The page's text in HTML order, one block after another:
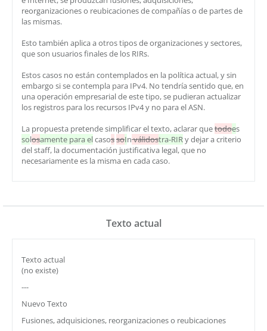
reorganizaciones o reubicaciones de compañías o de partes de
las mismas.
Esto también aplica a otros tipos de organizaciones y sectores,
que son usuarios finales de los RIRs.
Estos casos no están contemplados en la política actual, y sin
embargo si se contempla para IPv4. No tendría sentido que, en
una operación empresarial de este tipo, se pudieran actualizar
los registros para los recursos IPv4 y no para el ASN.
La propuesta pretende simplificar el texto, aclarar quetodoes
solosamente para elcasossoInválidostra-RIRy dejar a criterio
del staff, la documentación justificativa legal, que no
necesariamente es la misma en cada caso.
Texto actual
Texto actual
(no existe)
---
Nuevo Texto
Fusiones, adquisiciones, reorganizaciones o reubicaciones